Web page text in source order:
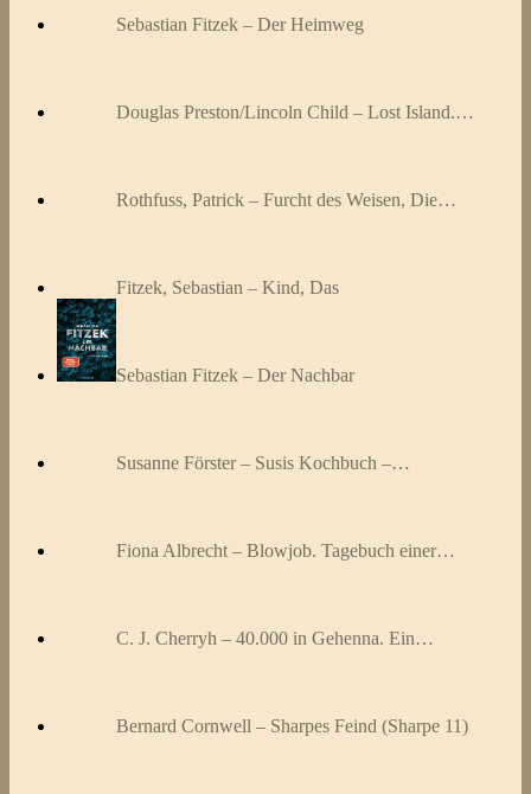
Sebastian Fitzek – Der Heimweg
Douglas Preston/Lincoln Child – Lost Island.…
Rothfuss, Patrick – Furcht des Weisen, Die…
Fitzek, Sebastian – Kind, Das
Sebastian Fitzek – Der Nachbar
Susanne Förster – Susis Kochbuch –…
Fiona Albrecht – Blowjob. Tagebuch einer…
C. J. Cherryh – 40.000 in Gehenna. Ein…
Bernard Cornwell – Sharpes Feind (Sharpe 11)